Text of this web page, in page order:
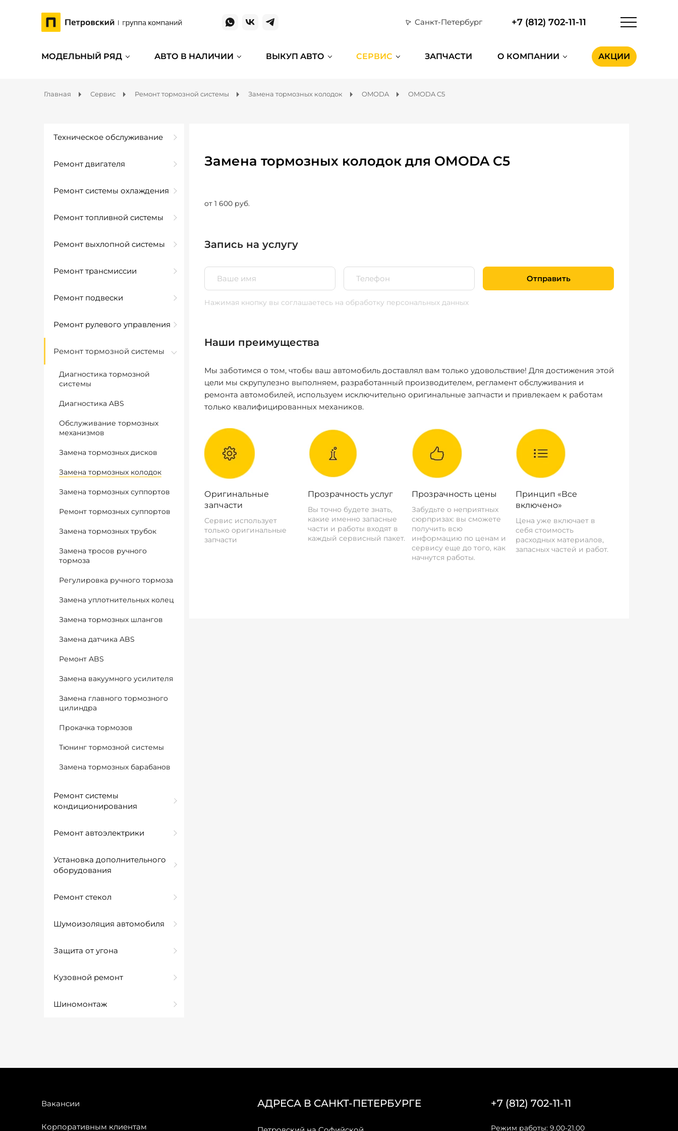
Санкт-Петербург +7 (812) 702-11-11
МОДЕЛЬНЫЙ РЯД АВТО В НАЛИЧИИ ВЫКУП АВТО СЕРВИС ЗАПЧАСТИ О КОМПАНИИ АКЦИИ
Главная Сервис Ремонт тормозной системы Замена тормозных колодок OMODA OMODA C5
Техническое обслуживание
Ремонт двигателя
Ремонт системы охлаждения
Ремонт топливной системы
Ремонт выхлопной системы
Ремонт трансмиссии
Ремонт подвески
Ремонт рулевого управления
Ремонт тормозной системы
Диагностика тормозной
системы
Диагностика ABS
Обслуживание тормозных
механизмов
Замена тормозных дисков
Замена тормозных колодок
Замена тормозных суппортов
Ремонт тормозных суппортов
Замена тормозных трубок
Замена тросов ручного
тормоза
Регулировка ручного тормоза
Замена уплотнительных колец
Замена тормозных шлангов
Замена датчика ABS
Ремонт ABS
Замена вакуумного усилителя
Замена главного тормозного
цилиндра
Прокачка тормозов
Тюнинг тормозной системы
Замена тормозных барабанов
Ремонт системы
кондиционирования
Ремонт автоэлектрики
Установка дополнительного
оборудования
Ремонт стекол
Шумоизоляция автомобиля
Защита от угона
Кузовной ремонт
Шиномонтаж
Замена тормозных колодок для OMODA C5
от 1 600 руб.
Запись на услугу
Отправить
Нажимая кнопку вы соглашаетесь на обработку персональных данных
Наши преимущества
Мы заботимся о том, чтобы ваш автомобиль доставлял вам только удовольствие! Для достижения этой
цели мы скрупулезно выполняем, разработанный производителем, регламент обслуживания и
ремонта автомобилей, используем исключительно оригинальные запчасти и привлекаем к работам
только квалифицированных механиков.
Оригинальные
запчасти
Сервис использует
только оригинальные
запчасти
Прозрачность услуг
Вы точно будете знать,
какие именно запасные
части и работы входят в
каждый сервисный пакет.
Прозрачность цены
Забудьте о неприятных
сюрпризах: вы сможете
получить всю
информацию по ценам и
сервису еще до того, как
начнутся работы.
Принцип «Все
включено»
Цена уже включает в
себя стоимость
расходных материалов,
запасных частей и работ.
Вакансии
Корпоративным клиентам
АДРЕСА В САНКТ-ПЕТЕРБУРГЕ +7 (812) 702-11-11
Режим работы: 9.00-21.00